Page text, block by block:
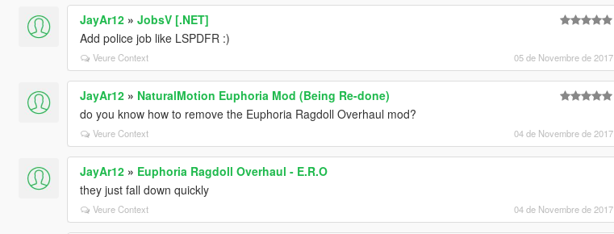
JayAr12» JobsV [.NET]
Add police job like LSPDFR :)
Veure Context 05 de Novembre de 2017
JayAr12» NaturalMotion Euphoria Mod (Being Re-done)
do you know how to remove the Euphoria Ragdoll Overhaul mod?
Veure Context 04 de Novembre de 2017
JayAr12» Euphoria Ragdoll Overhaul - E.R.O
they just fall down quickly
Veure Context 04 de Novembre de 2017